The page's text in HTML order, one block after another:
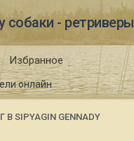
собаки - ретриверы
онлайн
Избранное
SIPYAGIN GENNADY